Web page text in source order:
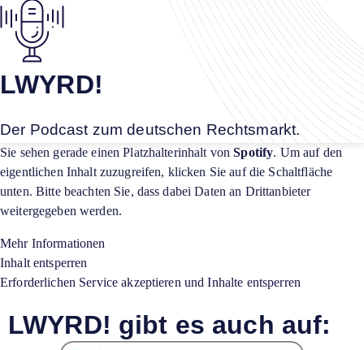
LWYRD!
Der Podcast zum deutschen Rechtsmarkt.
Sie sehen gerade einen Platzhalterinhalt vonSpotify. Um auf den
eigentlichen Inhalt zuzugreifen, klicken Sie auf die Schaltfläche
unten. Bitte beachten Sie, dass dabei Daten an Drittanbieter
weitergegeben werden.
Mehr Informationen
Inhalt entsperren
Erforderlichen Service akzeptieren und Inhalte entsperren
LWYRD! gibt es auch auf: